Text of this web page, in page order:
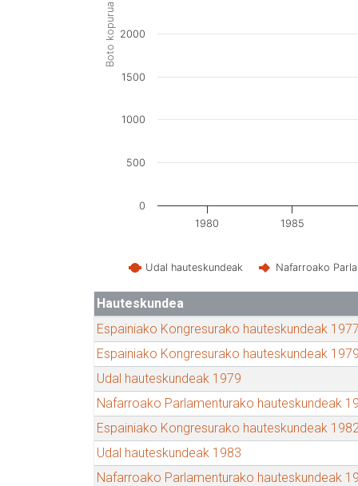
Boto kopurua
Udal hauteskundeak Nafarroako
1980 1985
0
500
1000
1500
2000
Hauteskundea
Espainiako Kongresurako hauteskundeak 1977
Espainiako Kongresurako hauteskundeak 1979
Udal hauteskundeak 1979
Nafarroako Parlamenturako hauteskundeak
Espainiako Kongresurako hauteskundeak 1982
Udal hauteskundeak 1983
Nafarroako Parlamenturako hauteskundeak